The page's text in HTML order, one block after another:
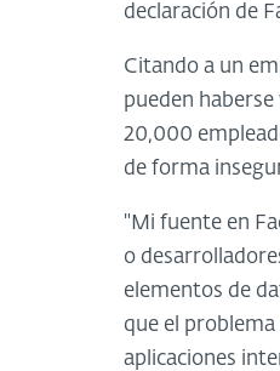
declaración de
Citando a un
pueden
20,000
de forma
"Mi fuente en
o
elementos de
que el
aplicaciones